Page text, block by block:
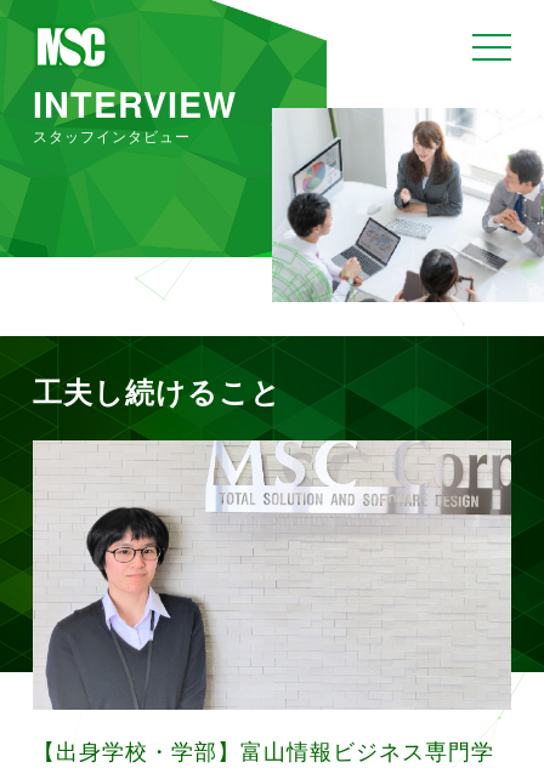
toggle
INTERVIEW
スタッフインタビュー
工夫し続けること
【出身学校・学部】富山情報ビジネス専門学